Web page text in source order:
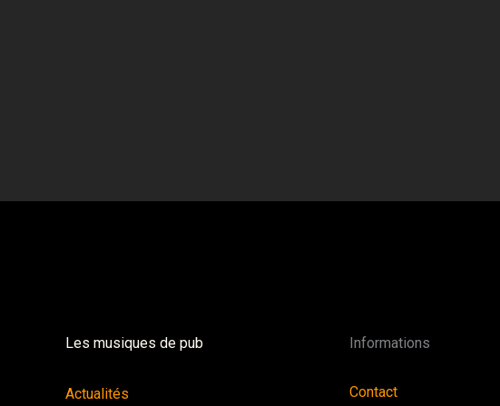
Les musiques de pub
Actualités
Informations
Contact